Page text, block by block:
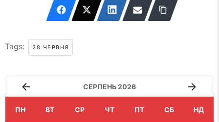
Tags: 28 ЧЕРВНЯ
СЕРПЕНЬ 2026
ПН ВТ СР ЧТ ПТ СБ НД